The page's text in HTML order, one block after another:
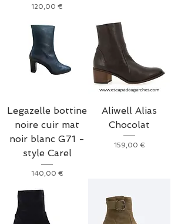
Prix
120,00 €
Legazelle bottine
noire cuir mat
noir blanc G71 -
style Carel
Prix
140,00 €
Aliwell Alias
Chocolat
Prix
159,00 €